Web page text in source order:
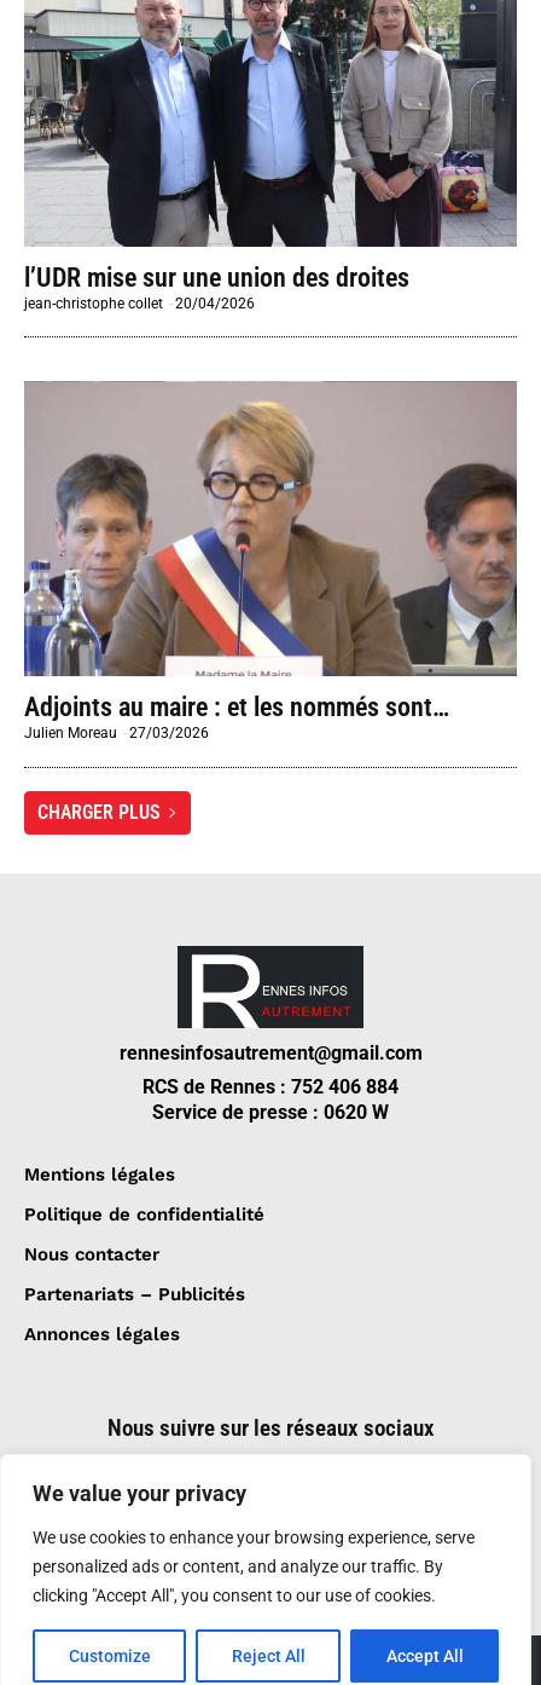
We value your privacy
We use cookies to enhance your browsing experience, serve
personalized ads or content, and analyze our traffic. By
clicking "Accept All", you consent to our use of cookies.
Customize Reject All Accept All
l’UDR mise sur une union des droites
jean-christophe collet -20/04/2026
Adjoints au maire : et les nommés sont…
Julien Moreau -27/03/2026
CHARGER PLUS
rennesinfosautrement@gmail.com
RCS de Rennes : 752 406 884
Service de presse : 0620 W
Mentions légales
Politique de confidentialité
Nous contacter
Partenariats – Publicités
Annonces légales
Nous suivre sur les réseaux sociaux
Création et réalisation :GDM-Pixel
, tous droits